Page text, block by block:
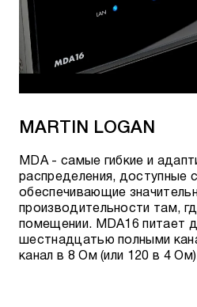
MARTIN LOGAN
MDA - самые гибкие и
распределения, доступные
обеспечивающие
производительности там,
помещении. MDA16 питает
шестнадцатью полными
канал в 8 Ом (или 120 в 4